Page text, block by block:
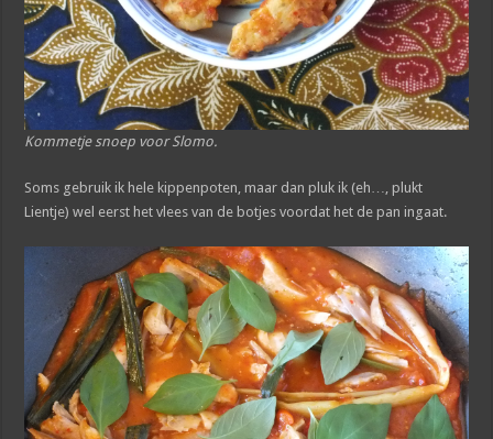
Kommetje snoep voor Slomo.
Soms gebruik ik hele kippenpoten, maar dan pluk ik (eh…, plukt
Lientje) wel eerst het vlees van de botjes voordat het de pan ingaat.